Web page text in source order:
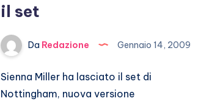
il set
Da Redazione Gennaio 14, 2009
Sienna Miller ha lasciato il set di
Nottingham, nuova versione